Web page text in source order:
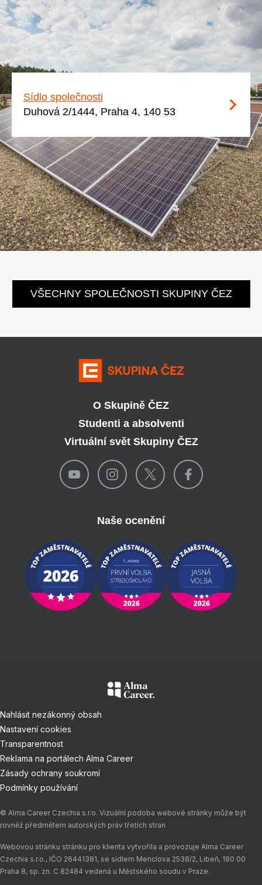
Sídlo společnosti
Duhová 2/1444, Praha 4, 140 53
VŠECHNY SPOLEČNOSTI SKUPINY ČEZ
O Skupině ČEZ
Studenti a absolventi
Virtuální svět Skupiny ČEZ
Naše ocenění
Nahlásit nezákonný obsah
Nastavení cookies
Transparentnost
Reklama na portálech Alma Career
Zásady ochrany soukromí
Podmínky používání
© Alma Career Czechia s.r.o. Vizuální podoba webové stránky může být
rovněž předmětem autorských práv třetích stran
Webovou stránku stránku pro klienta vytvořila a provozuje Alma Career
Czechia s.r.o., IČO 26441381, se sídlem Menclova 2538/2, Libeň, 180 00
Praha 8, sp. zn. C 82484 vedená u Městského soudu v Praze.